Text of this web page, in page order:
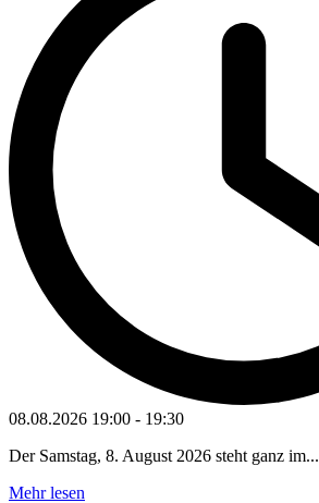
08.08.2026 19:00 - 19:30
Der Samstag, 8. August 2026 steht ganz im...
Mehr lesen